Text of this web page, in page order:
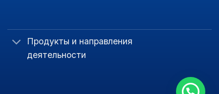
Продукты и направления
деятельности